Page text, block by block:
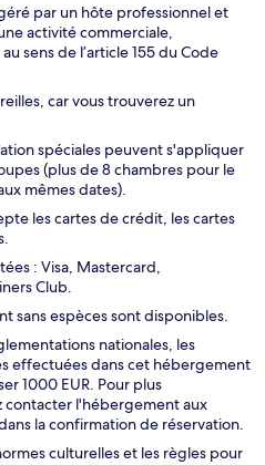
par un hôte professionnel et
activité commerciale,
sens de l’article 155 du Code
car vous trouverez un
spéciales peuvent s'appliquer
(plus de 8 chambres pour le
mêmes dates).
les cartes de crédit, les cartes
: Visa, Mastercard,
Club.
sans espèces sont disponibles.
nationales, les
effectuées dans cet hébergement
1000 EUR. Pour plus
contacter l'hébergement aux
la confirmation de réservation.
culturelles et les règles pour